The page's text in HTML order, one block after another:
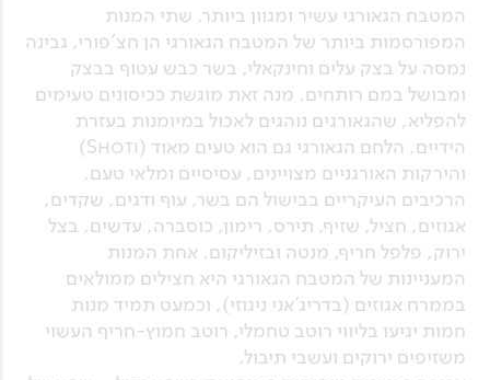
המטבח הגאורגי עשיר ומגוון ביותר. שתי המנות
המפורסמות ביותר של המטבח הגאורגי הן חצ'פורי, גבינה
נמסה על בצק עלים וחינקאלי, בשר כבש עטוף בבצק
ומבושל במם רותחים. מנה זאת מוגשת ככיסונים טעימים
להפליא, שהגאורגים נוהגים לאכול במיומנות בעזרת
הידיים. הלחם הגאורגי גם הוא טעים מאוד (Shoti)
והירקות האורגניים מצויינים, עסיסיים ומלאי טעם.
הרכיבים העיקריים בבישול הם בשר, עוף ודגים, שקדים,
אגוזים, חציל, שזיף, תירס, רימון, כוסברה, עדשים, בצל
ירוק, פלפל חריף, מנטה ובזיליקום. אחת המנות
המעניינות של המטבח הגאורגי היא חצילים ממולאים
בממרח אגוזים (בדריג'אני ניגוזי), וכמעט תמיד מנות
חמות יגיעו בליווי רוטב טחמלי, רוטב חמוץ-חריף העשוי
משזיפים ירוקים ועשבי תיבול.